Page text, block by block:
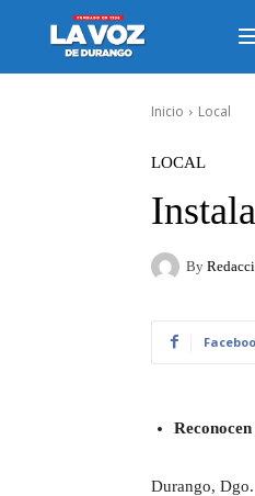
Inicio Local
LOCAL
By
Durango, Dgo.